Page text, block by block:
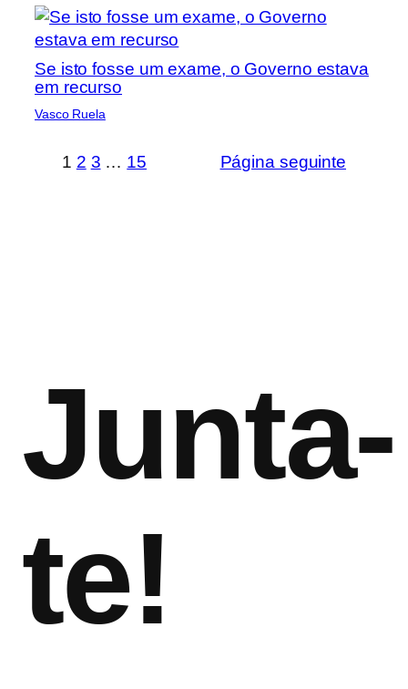
Se isto fosse um exame, o Governo estava
em recurso
Vasco Ruela
1 2 3 … 15 Página seguinte
Junta-
te!